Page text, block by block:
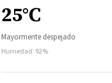
25°C
Mayormente despejado
Humedad: 92%